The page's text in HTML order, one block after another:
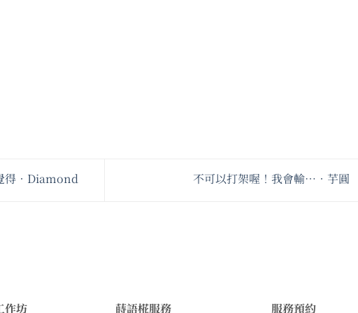
得•Diamond 不可以打架喔！我會輸…•芋圓
作坊 蒔語椛服務 服務預約